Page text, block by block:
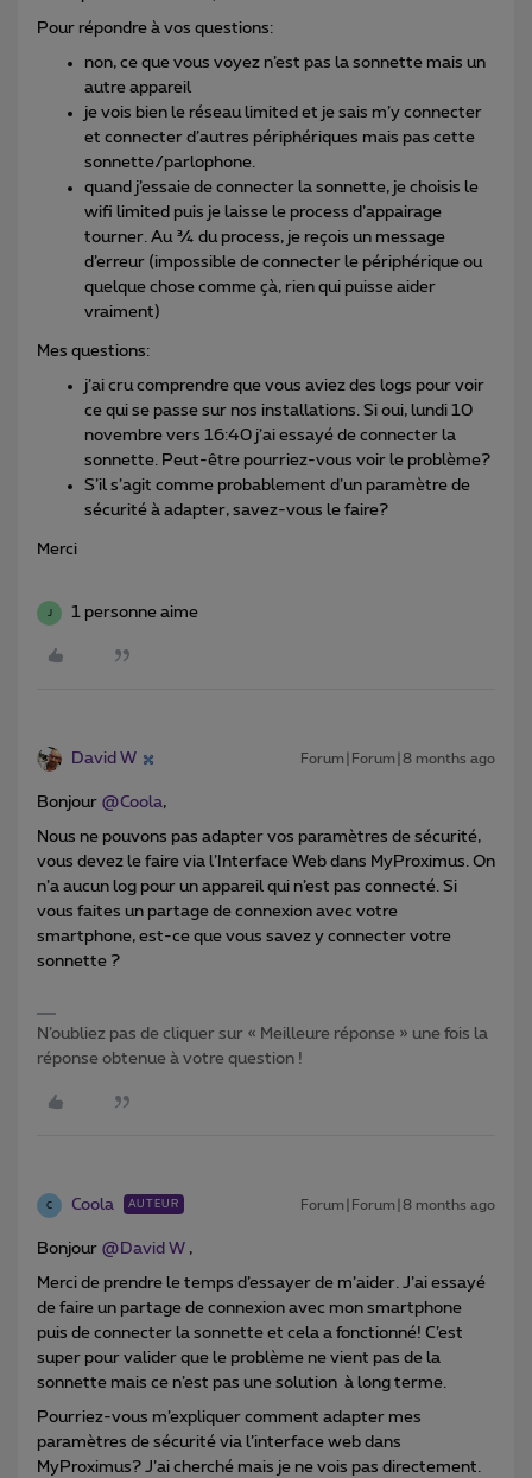
Pour répondre à vos questions:
non, ce que vous voyez n’est pas la sonnette mais un
autre appareil
je vois bien le réseau limited et je sais m’y connecter
et connecter d’autres périphériques mais pas cette
sonnette/parlophone.
quand j’essaie de connecter la sonnette, je choisis le
wifi limited puis je laisse le process d’appairage
tourner. Au ¾ du process, je reçois un message
d’erreur (impossible de connecter le périphérique ou
quelque chose comme çà, rien qui puisse aider
vraiment)
Mes questions:
j’ai cru comprendre que vous aviez des logs pour voir
ce qui se passe sur nos installations. Si oui, lundi 10
novembre vers 16:40 j’ai essayé de connecter la
sonnette. Peut-être pourriez-vous voir le problème?
S’il s’agit comme probablement d’un paramètre de
sécurité à adapter, savez-vous le faire?
Merci
J 1 personne aime
David W Forum|Forum|8 months ago
Bonjour ​ @Coola,
Nous ne pouvons pas adapter vos paramètres de sécurité,
vous devez le faire via l’Interface Web dans MyProximus. On
n’a aucun log pour un appareil qui n’est pas connecté. Si
vous faites un partage de connexion avec votre
smartphone, est-ce que vous savez y connecter votre
sonnette ?
N’oubliez pas de cliquer sur « Meilleure réponse » une fois la
réponse obtenue à votre question !
C Coola AUTEUR Forum|Forum|8 months ago
Bonjour ​ @David W ,
Merci de prendre le temps d’essayer de m’aider. J’ai essayé
de faire un partage de connexion avec mon smartphone
puis de connecter la sonnette et cela a fonctionné! C’est
super pour valider que le problème ne vient pas de la
sonnette mais ce n’est pas une solution à long terme.
Pourriez-vous m’expliquer comment adapter mes
paramètres de sécurité via l’interface web dans
MyProximus? J’ai cherché mais je ne vois pas directement.